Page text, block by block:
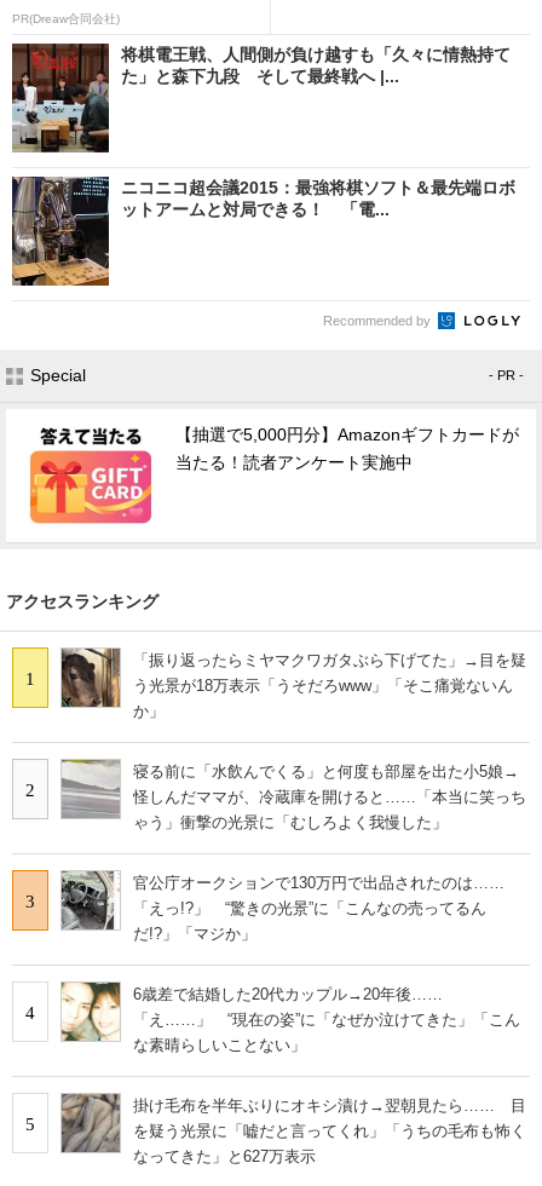
PR(Dreaw合同会社)
将棋電王戦、人間側が負け越すも「久々に情熱持て
た」と森下九段 そして最終戦へ |...
ニコニコ超会議2015：最強将棋ソフト＆最先端ロボ
ットアームと対局できる！ 「電...
Recommended by
Special - PR -
【抽選で5,000円分】Amazonギフトカードが
当たる！読者アンケート実施中
アクセスランキング
1
「振り返ったらミヤマクワガタぶら下げてた」→目を疑
う光景が18万表示「うそだろwww」「そこ痛覚ないん
か」
2
寝る前に「水飲んでくる」と何度も部屋を出た小5娘→
怪しんだママが、冷蔵庫を開けると……「本当に笑っち
ゃう」衝撃の光景に「むしろよく我慢した」
3
官公庁オークションで130万円で出品されたのは……
「えっ!?」 “驚きの光景”に「こんなの売ってるん
だ!?」「マジか」
4
6歳差で結婚した20代カップル→20年後……
「え……」 “現在の姿”に「なぜか泣けてきた」「こん
な素晴らしいことない」
5
掛け毛布を半年ぶりにオキシ漬け→翌朝見たら…… 目
を疑う光景に「嘘だと言ってくれ」「うちの毛布も怖く
なってきた」と627万表示